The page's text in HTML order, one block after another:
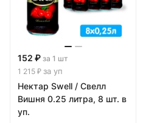
152 ₽ за 1 шт
1 215 ₽ за уп
Нектар Swell / Свелл
Вишня 0.25 литра, 8 шт. в
уп.